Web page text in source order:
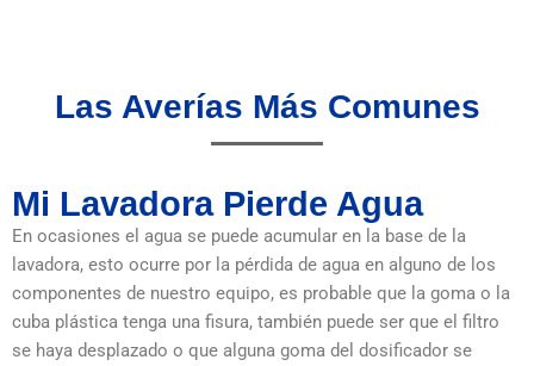
Las Averías Más Comunes
Mi Lavadora Pierde Agua
En ocasiones el agua se puede acumular en la base de la
lavadora, esto ocurre por la pérdida de agua en alguno de los
componentes de nuestro equipo, es probable que la goma o la
cuba plástica tenga una fisura, también puede ser que el filtro
se haya desplazado o que alguna goma del dosificador se